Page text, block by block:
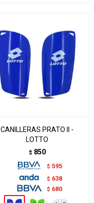
CANILLERAS PRATO II -
LOTTO
$ 850
$ 595
$ 638
$ 680